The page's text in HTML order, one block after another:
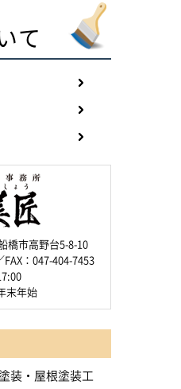
て
橋市高野台5-8-10
FAX：047-404-7453
末年始
装・屋根塗装工